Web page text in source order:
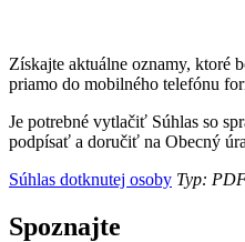
Získajte aktuálne oznamy, ktoré
priamo do mobilného telefónu
Je potrebné vytlačiť Súhlas so
podpísať a doručiť na Obecný
Súhlas dotknutej osoby Typ:
Spoznajte